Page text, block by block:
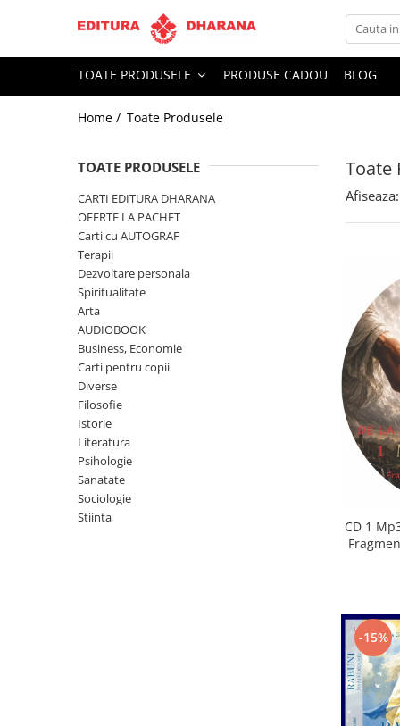
Toate Produsele
CARTI EDITURA DHARANA
OFERTE LA PACHET
Dezvoltare personala
Spiritualitate
AUDIOBOOK
Business, Economie
Carti pentru copii
TOATE PRODUSELE PRODUSE CADOU BLOG
Home / Toate Produsele
Toate
TOATE PRODUSELE
CARTI EDITURA DHARANA
OFERTE LA PACHET
Carti cu AUTOGRAF
Terapii
Dezvoltare personala
Spiritualitate
Arta
AUDIOBOOK
Business, Economie
Carti pentru copii
Diverse
Filosofie
Istorie
Literatura
Psihologie
Sanatate
Sociologie
Stiinta
Afiseaza:
CD 1
-15%